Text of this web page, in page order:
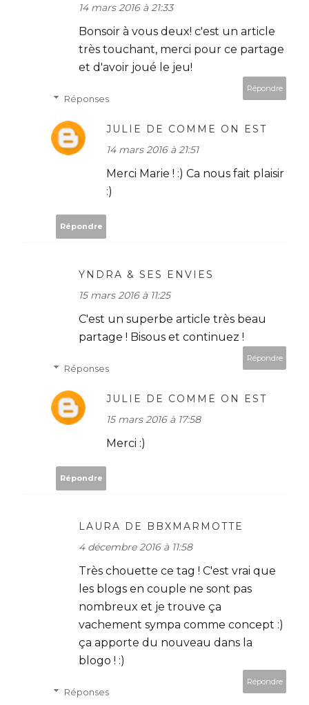
14 mars 2016 à 21:33
Bonsoir à vous deux! c'est un article
très touchant, merci pour ce partage
et d'avoir joué le jeu!
Répondre
Réponses
JULIE DE COMME ON EST
14 mars 2016 à 21:51
Merci Marie ! :) Ca nous fait plaisir
:)
Répondre
YNDRA & SES ENVIES
15 mars 2016 à 11:25
C'est un superbe article très beau
partage ! Bisous et continuez !
Répondre
Réponses
JULIE DE COMME ON EST
15 mars 2016 à 17:58
Merci :)
Répondre
LAURA DE BBXMARMOTTE
4 décembre 2016 à 11:58
Très chouette ce tag ! C'est vrai que
les blogs en couple ne sont pas
nombreux et je trouve ça
vachement sympa comme concept :)
ça apporte du nouveau dans la
blogo ! :)
Répondre
Réponses